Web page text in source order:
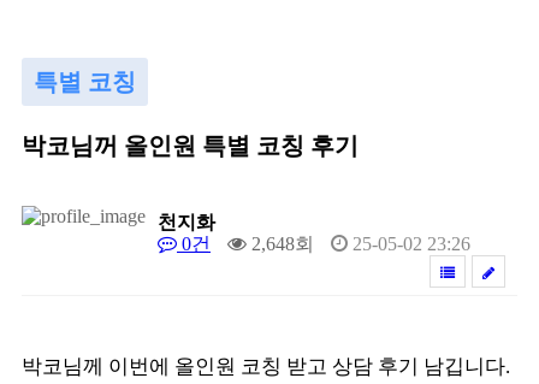
특별 코칭
박코님꺼 올인원 특별 코칭 후기
천지화
0건
2,648회 25-05-02 23:26
박코님께 이번에 올인원 코칭 받고 상담 후기 남깁니다.